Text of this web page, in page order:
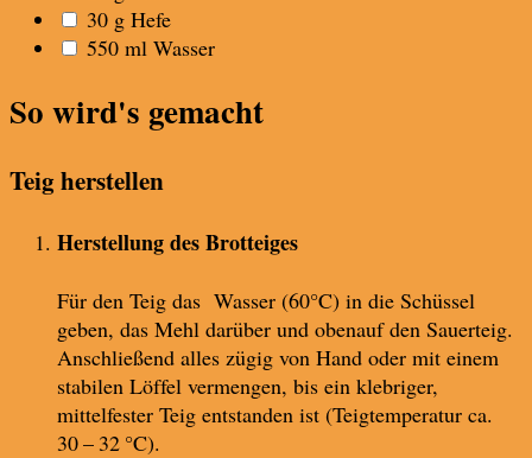
30 g Hefe
550 ml Wasser
So wird's gemacht
Teig herstellen
Herstellung des Brotteiges
Für den Teig das Wasser (60°C) in die Schüssel
geben, das Mehl darüber und obenauf den Sauerteig.
Anschließend alles zügig von Hand oder mit einem
stabilen Löffel vermengen, bis ein klebriger,
mittelfester Teig entstanden ist (Teigtemperatur ca.
30 – 32 °C).